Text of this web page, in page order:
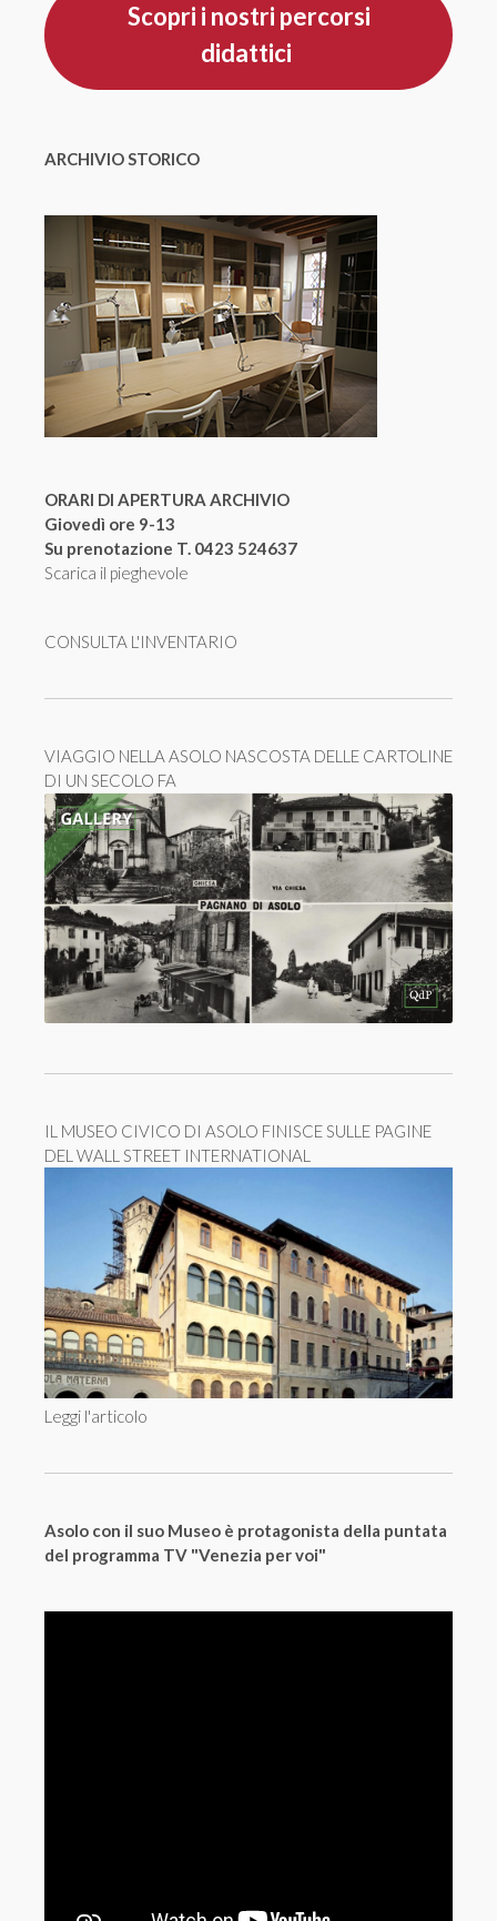
Scopri i nostri percorsi
didattici
ARCHIVIO STORICO
ORARI DI APERTURA ARCHIVIO
Giovedì ore 9-13
Su prenotazione T. 0423 524637
Scarica il pieghevole
CONSULTA L'INVENTARIO
VIAGGIO NELLA ASOLO NASCOSTA DELLE CARTOLINE
DI UN SECOLO FA
IL MUSEO CIVICO DI ASOLO FINISCE SULLE PAGINE
DEL WALL STREET INTERNATIONAL
Leggi l'articolo
Asolo con il suo Museo è protagonista della puntata
del programma TV "Venezia per voi"